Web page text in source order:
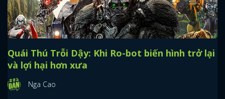
Quái Thú Trỗi Dậy: Khi Ro-bot biến hình trở lại
và lợi hại hơn xưa
Nga Cao